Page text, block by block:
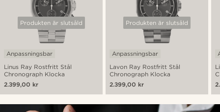
Produkten är slutsåld
Linus Ray Rostfritt Stål
Chronograph Klocka
Anpassningsbar
2.399,00 kr
Produkten är slutsåld
Lavon Ray Rostfritt Stål
Chronograph Klocka
Anpassningsbar
2.399,00 kr